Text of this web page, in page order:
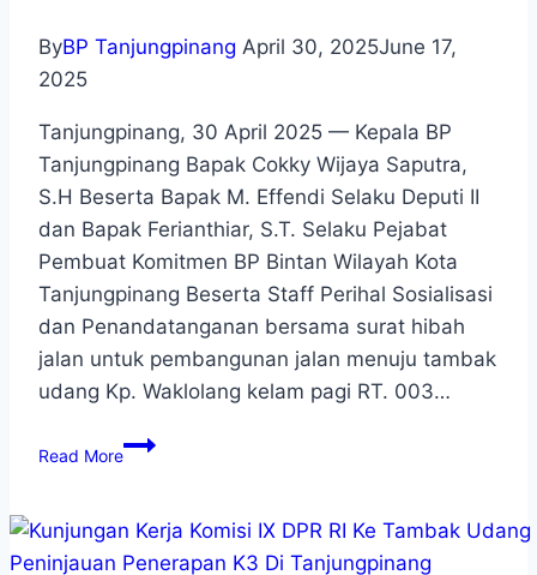
ByBP Tanjungpinang April 30, 2025June 17,
2025
Tanjungpinang, 30 April 2025 — Kepala BP
Tanjungpinang Bapak Cokky Wijaya Saputra,
S.H Beserta Bapak M. Effendi Selaku Deputi II
dan Bapak Ferianthiar, S.T. Selaku Pejabat
Pembuat Komitmen BP Bintan Wilayah Kota
Tanjungpinang Beserta Staff Perihal Sosialisasi
dan Penandatanganan bersama surat hibah
jalan untuk pembangunan jalan menuju tambak
udang Kp. Waklolang kelam pagi RT. 003…
Read More